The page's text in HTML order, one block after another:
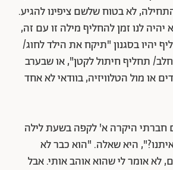
לא בטוח שלשם ציפינו להגיע.
לנו זמן להחליף מילה זו עם זה,
יהיו בסגנון "תיקח את הילד לחוג/
תחליף חיתול לקטן", או שבערב
או מול הטלוויזיה, בוודאי לא אחד
חברתי היקרה א' לקפה בשעת לילה
היא שאלה. "הוא כבר לא
לא אומר לי שהוא אוהב אותי. אבל